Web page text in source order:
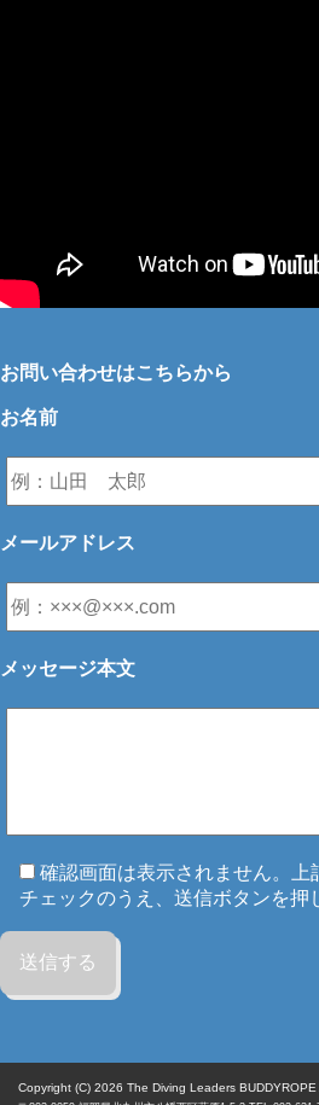
お問い合わせはこちらから
お名前
メールアドレス
メッセージ本文
確認画面は表示されません。上
チェックのうえ、送信ボタンを押
Copyright (C) 2026 The Diving Leaders